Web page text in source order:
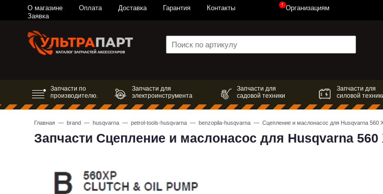
О магазине Оплата Доставка Гарантия
Контакты
Заявка
Организациям
!
Запчасти по
производителю.
Запчасти для
электроинструмента
Запчасти для
садовой техники
Запчасти для
силовой
Главная —brand —husqvarna —petrol-tools-husqvarna —benzopila-husqvarna — Сцепление и маслонасос для Husqvarna 560
Запчасти Сцепление и маслонасос для Husqvarna 560